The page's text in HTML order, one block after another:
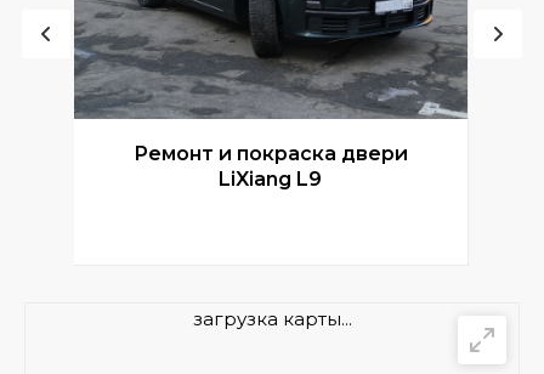
Ремонт и покраска двери
LiXiang L9
загрузка карты...